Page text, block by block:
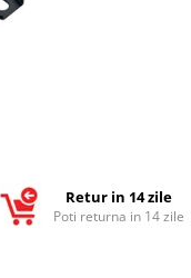
Retur in 14 zile
Poti returna in 14 zile